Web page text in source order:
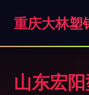
山东宏